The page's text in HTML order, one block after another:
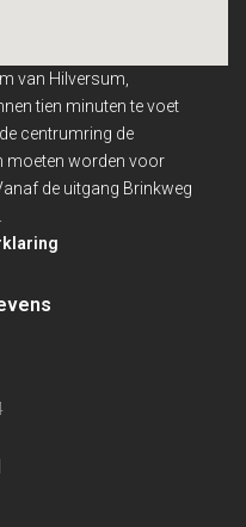
van Hilversum,
tien minuten te voet
centrumring de
moeten worden voor
de uitgang Brinkweg